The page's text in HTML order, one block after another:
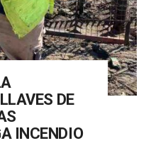
DE
INCENDIO